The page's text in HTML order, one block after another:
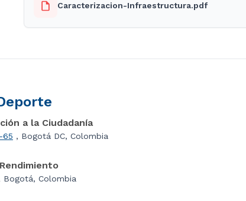
Caracterizacion-Infraestructura.pdf
a la Ciudadanía
65 , Bogotá DC, Colombia
Bogotá, Colombia